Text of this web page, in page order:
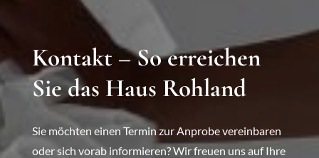
Kontakt – So erreichen
Sie das Haus Rohland
Sie möchten einen Termin zur Anprobe vereinbaren
oder sich vorab informieren? Wir freuen uns auf Ihre